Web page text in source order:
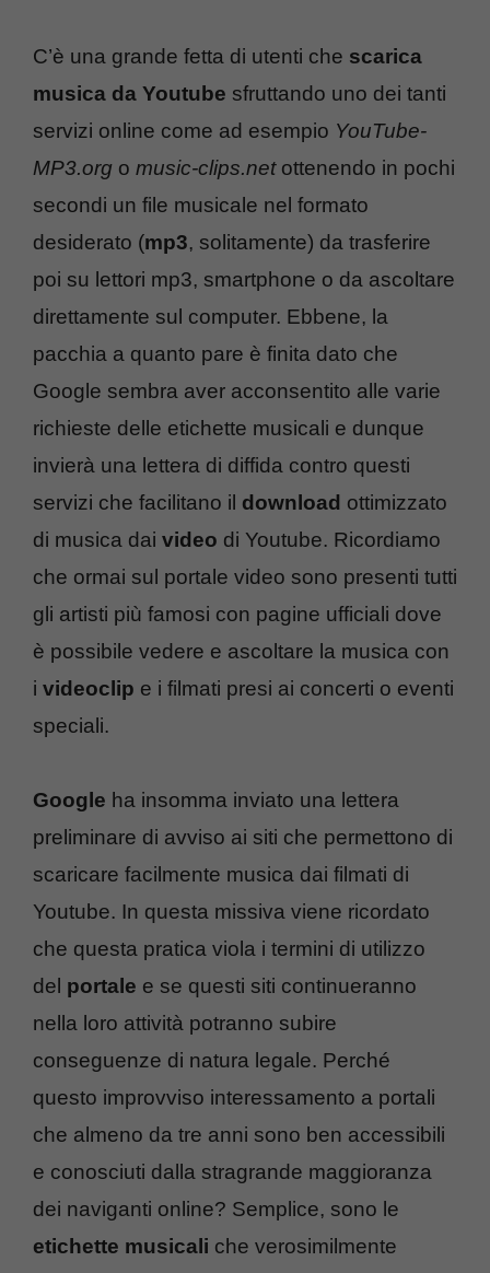
C’è una grande fetta di utenti che scarica
musica da Youtube sfruttando uno dei tanti
servizi online come ad esempio YouTube-
MP3.org o music-clips.netottenendo in pochi
secondi un file musicale nel formato
desiderato (mp3, solitamente) da trasferire
poi su lettori mp3, smartphone o da ascoltare
direttamente sul computer. Ebbene, la
pacchia a quanto pare è finita dato che
Google sembra aver acconsentito alle varie
richieste delle etichette musicali e dunque
invierà una lettera di diffida contro questi
servizi che facilitano il download ottimizzato
di musica dai video di Youtube. Ricordiamo
che ormai sul portale video sono presenti tutti
gli artisti più famosi con pagine ufficiali dove
è possibile vedere e ascoltare la musica con
i videoclip e i filmati presi ai concerti o eventi
speciali.
Google ha insomma inviato una lettera
preliminare di avviso ai siti che permettono di
scaricare facilmente musica dai filmati di
Youtube. In questa missiva viene ricordato
che questa pratica viola i termini di utilizzo
del portale e se questi siti continueranno
nella loro attività potranno subire
conseguenze di natura legale. Perché
questo improvviso interessamento a portali
che almeno da tre anni sono ben accessibili
e conosciuti dalla stragrande maggioranza
dei naviganti online? Semplice, sono le
etichette musicali che verosimilmente